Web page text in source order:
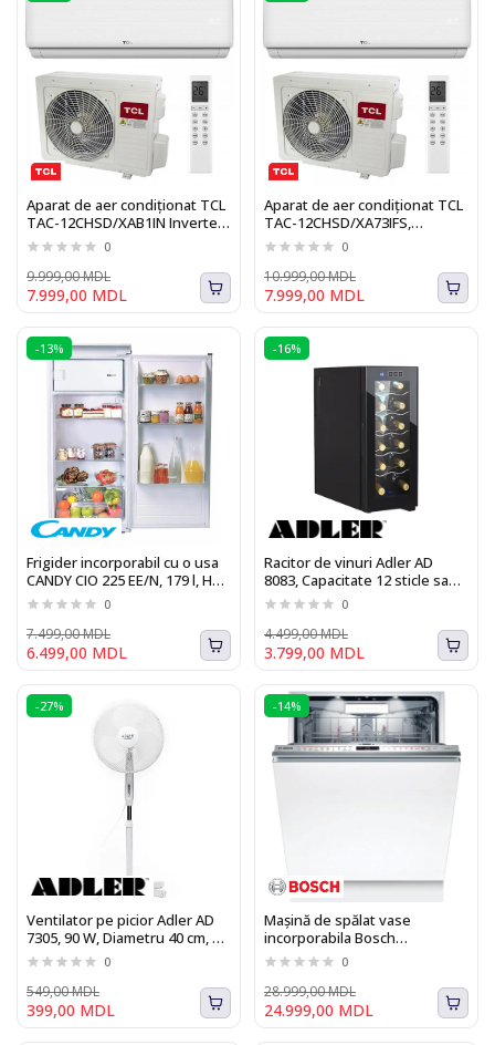
Aparat de aer condiționat TCL
TAC-12CHSD/XAB1IN Inverter
R32 WI-FI Ready
0
7.999,00 MDL
9.999,00 MDL
Aparat de aer condiționat TCL
TAC-12CHSD/XA73IFS,
Inverter, 12000BTU, A++/A+,
R32, I-Feel, WI-FI
0
7.999,00 MDL
10.999,00 MDL
-13%
Frigider incorporabil cu o usa
CANDY CIO 225 EE/N, 179 l, H
122 cm, clasa F, alb
0
6.499,00 MDL
7.499,00 MDL
-16%
Racitor de vinuri Adler AD
8083, Capacitate 12 sticle sau
33L, Iluminare Interioara,
Touch
0
3.799,00 MDL
4.499,00 MDL
-27%
Ventilator pe picior Adler AD
7305, 90 W, Diametru 40 cm, 3
trepte de viteza, functie de
oscilare
0
399,00 MDL
549,00 MDL
-14%
Mașină de spălat vase
incorporabila Bosch
SMV8YCX02E Seria I 8
0
24.999,00 MDL
28.999,00 MDL